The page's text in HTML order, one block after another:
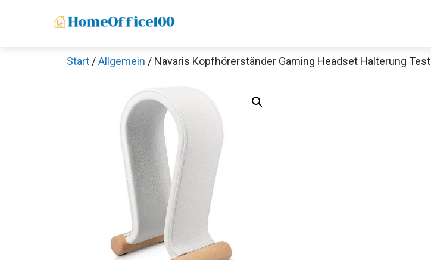
Start /Allgemein / Navaris Kopfhörerständer Gaming Headset Halterung Test